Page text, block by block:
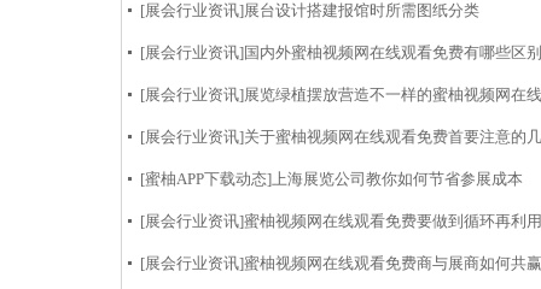
[展会行业资讯]展台设计搭建报馆时所需图纸分类
[展会行业资讯]国内外蜜柚视频网在线观看免费有哪些区别
[展会行业资讯]展览绿植摆放营造不一样的蜜柚视频网在
[展会行业资讯]关于蜜柚视频网在线观看免费首要注意的
[蜜柚APP下载动态]上海展览公司教你如何节省参展成本
[展会行业资讯]蜜柚视频网在线观看免费要做到循环再利
[展会行业资讯]蜜柚视频网在线观看免费商与展商如何共赢